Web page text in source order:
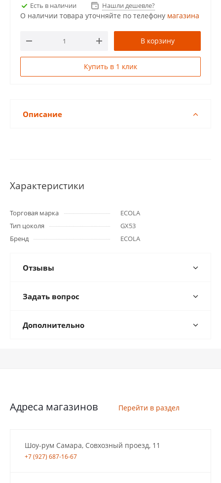
Есть в наличии Нашли дешевле?
О наличии товара уточняйте по телефону магазина
В корзину
Купить в 1 клик
Описание
Характеристики
Торговая марка
ECOLA
Тип цоколя
GX53
Бренд
ECOLA
Отзывы
Задать вопрос
Дополнительно
Адреса магазинов Перейти в раздел
Шоу-рум Самара, Совхозный проезд, 11
+7 (927) 687-16-67